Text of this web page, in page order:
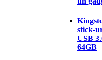
stick-
USB
64GB